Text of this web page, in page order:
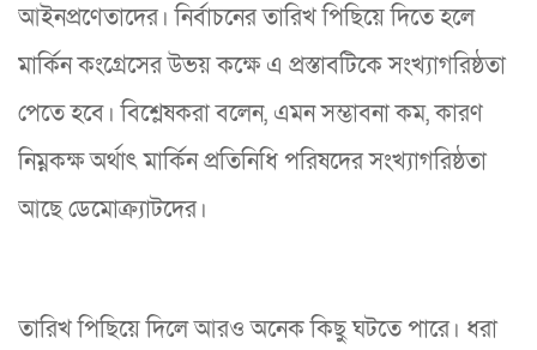
আইনপ্রণেতাদের। নির্বাচনের তারিখ পিছিয়ে দিতে হলে
মার্কিন কংগ্রেসের উভয় কক্ষে এ প্রস্তাবটিকে সংখ্যাগরিষ্ঠতা
পেতে হবে। বিশ্লেষকরা বলেন, এমন সম্ভাবনা কম, কারণ
নিম্নকক্ষ অর্থাৎ মার্কিন প্রতিনিধি পরিষদের সংখ্যাগরিষ্ঠতা
আছে ডেমোক্র্যাটদের।
তারিখ পিছিয়ে দিলে আরও অনেক কিছু ঘটতে পারে। ধরা